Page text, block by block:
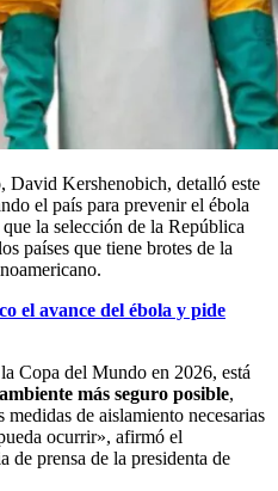
David Kershenobich, detalló este
el país para prevenir el ébola
la selección de la República
países que tiene brotes de la
el avance del ébola y pide
Copa del Mundo en 2026, está
más seguro posible,
de aislamiento necesarias
ocurrir», afirmó el
de prensa de la presidenta de